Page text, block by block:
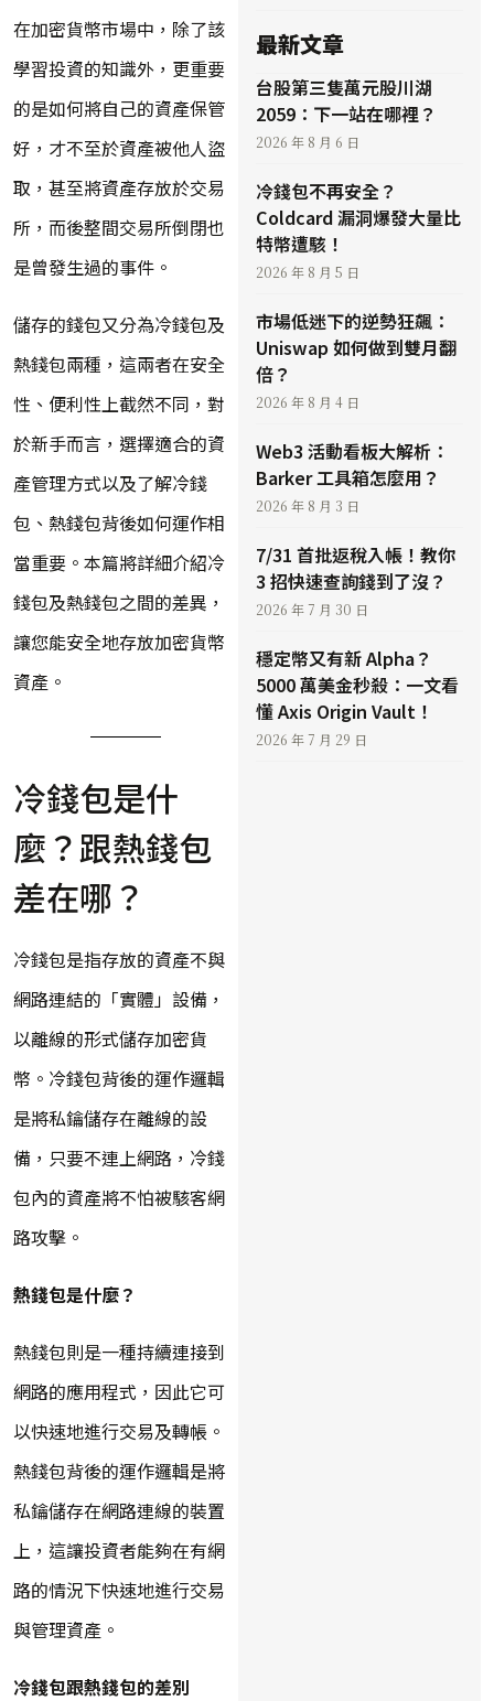
在加密貨幣市場中，除了該
學習投資的知識外，更重要
的是如何將自己的資產保管
好，才不至於資產被他人盜
取，甚至將資產存放於交易
所，而後整間交易所倒閉也
是曾發生過的事件。
儲存的錢包又分為冷錢包及
熱錢包兩種，這兩者在安全
性、便利性上截然不同，對
於新手而言，選擇適合的資
產管理方式以及了解冷錢
包、熱錢包背後如何運作相
當重要。本篇將詳細介紹冷
錢包及熱錢包之間的差異，
讓您能安全地存放加密貨幣
資產。
冷錢包是什
麼？跟熱錢包
差在哪？
冷錢包是指存放的資產不與
網路連結的「實體」設備，
以離線的形式儲存加密貨
幣。冷錢包背後的運作邏輯
是將私鑰儲存在離線的設
備，只要不連上網路，冷錢
包內的資產將不怕被駭客網
路攻擊。
熱錢包是什麼？
熱錢包則是一種持續連接到
網路的應用程式，因此它可
以快速地進行交易及轉帳。
熱錢包背後的運作邏輯是將
私鑰儲存在網路連線的裝置
上，這讓投資者能夠在有網
路的情況下快速地進行交易
與管理資產。
冷錢包跟熱錢包的差別
最新文章
台股第三隻萬元股川湖
2059：下一站在哪裡？
2026 年 8 月 6 日
冷錢包不再安全？
Coldcard 漏洞爆發大量比
特幣遭駭！
2026 年 8 月 5 日
市場低迷下的逆勢狂飆：
Uniswap 如何做到雙月翻
倍？
2026 年 8 月 4 日
Web3 活動看板大解析：
Barker 工具箱怎麼用？
2026 年 8 月 3 日
7/31 首批返稅入帳！教你
3 招快速查詢錢到了沒？
2026 年 7 月 30 日
穩定幣又有新 Alpha？
5000 萬美金秒殺：一文看
懂 Axis Origin Vault！
2026 年 7 月 29 日